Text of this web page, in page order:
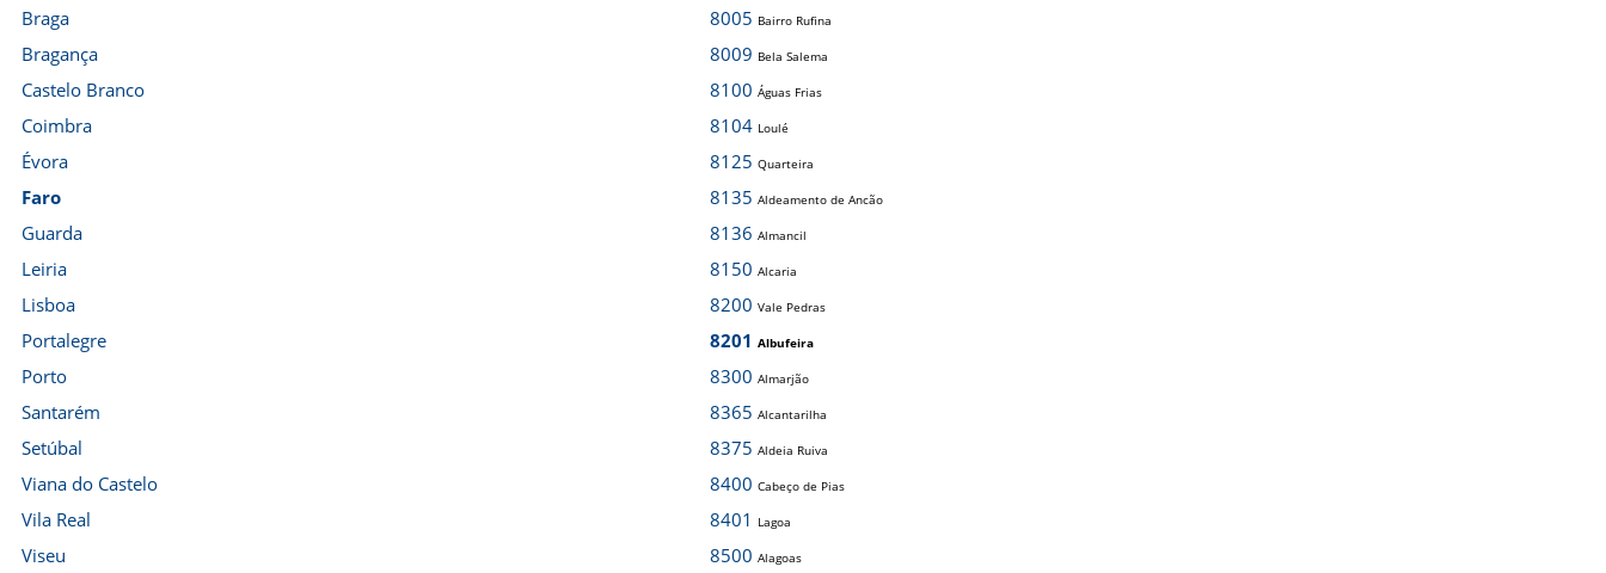
Braga
Bragança
Castelo Branco
Coimbra
Évora
Faro
Guarda
Leiria
Lisboa
Portalegre
Porto
Santarém
Setúbal
Viana do Castelo
Vila Real
Viseu
8005 Bairro Rufina
8009 Bela Salema
8100 Águas Frias
8104 Loulé
8125 Quarteira
8135 Aldeamento de Ancão
8136 Almancil
8150 Alcaria
8200 Vale Pedras
8201 Albufeira
8300 Almarjão
8365 Alcantarilha
8375 Aldeia Ruiva
8400 Cabeço de Pias
8401 Lagoa
8500 Alagoas